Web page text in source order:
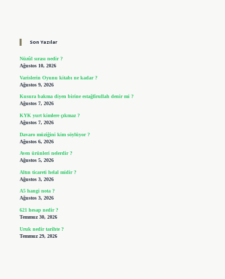
Son Yazılar
Nüzûl sırası nedir ?
Ağustos 10, 2026
Varislerin Oyunu kitabı ne kadar ?
Ağustos 9, 2026
Kusura bakma diyen birine estağfirullah denir mi ?
Ağustos 7, 2026
KYK yurt kimlere çıkmaz ?
Ağustos 7, 2026
Davaro müziğini kim söylüyor ?
Ağustos 6, 2026
Aven ürünleri nelerdir ?
Ağustos 5, 2026
Altın ticareti helal midir ?
Ağustos 3, 2026
A5 hangi nota ?
Ağustos 3, 2026
621 hesap nedir ?
Temmuz 30, 2026
Uruk nedir tarihte ?
Temmuz 29, 2026